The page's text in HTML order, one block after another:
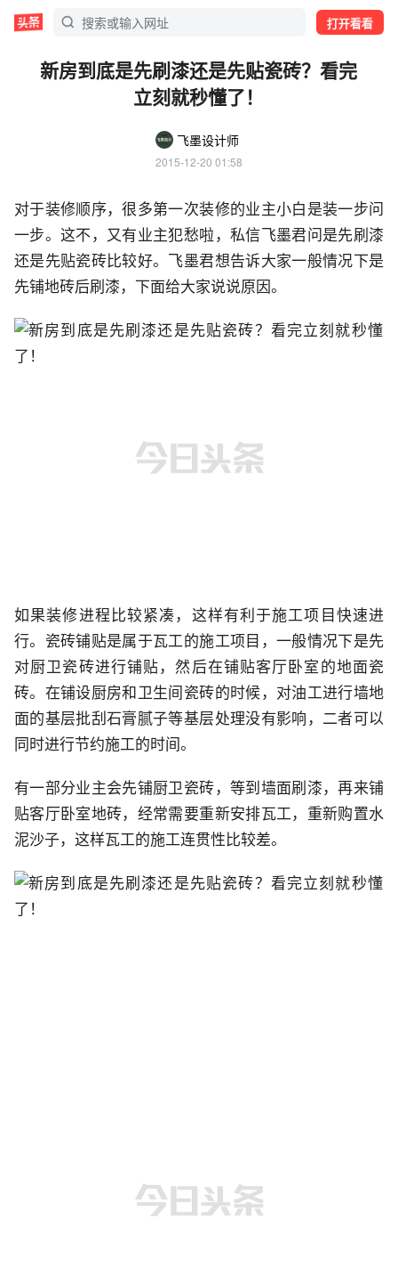
打开看看
新房到底是先刷漆还是先贴瓷砖？看完
立刻就秒懂了！
飞墨设计师
2015-12-20 01:58
对于装修顺序，很多第一次装修的业主小白是装一步问
一步。这不，又有业主犯愁啦，私信飞墨君问是先刷漆
还是先贴瓷砖比较好。飞墨君想告诉大家一般情况下是
先铺地砖后刷漆，下面给大家说说原因。
如果装修进程比较紧凑，这样有利于施工项目快速进
行。瓷砖铺贴是属于瓦工的施工项目，一般情况下是先
对厨卫瓷砖进行铺贴，然后在铺贴客厅卧室的地面瓷
砖。在铺设厨房和卫生间瓷砖的时候，对油工进行墙地
面的基层批刮石膏腻子等基层处理没有影响，二者可以
同时进行节约施工的时间。
有一部分业主会先铺厨卫瓷砖，等到墙面刷漆，再来铺
贴客厅卧室地砖，经常需要重新安排瓦工，重新购置水
泥沙子，这样瓦工的施工连贯性比较差。